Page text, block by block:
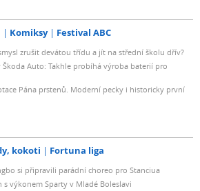
Komiksy Festival ABC
zrušit devátou třídu a jít na střední školu dřív?
Auto: Takhle probíhá výroba baterií pro
Pána prstenů. Moderní pecky i historicky první
kokoti Fortuna liga
si připravili parádní choreo pro Stanciua
výkonem Sparty v Mladé Boleslavi